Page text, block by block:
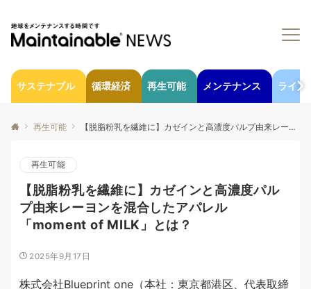
サステナブル 循環経済 再生可能 メンテナンス ライフ
再生可能 【脱脂粉乳を繊維に】カゼインと高濃度パルプ由来レーヨンを混合したアパレル「moment of MILK」とは？
再生可能
【脱脂粉乳を繊維に】カゼインと高濃度パル
プ由来レーヨンを混合したアパレル
「moment of MILK」とは？
2025年9月17日
株式会社Blueprint one（本社：東京都港区、代表取締